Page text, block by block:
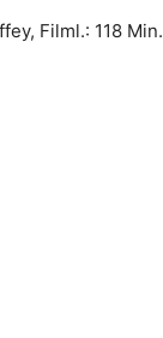
Filml.: 118 Min.